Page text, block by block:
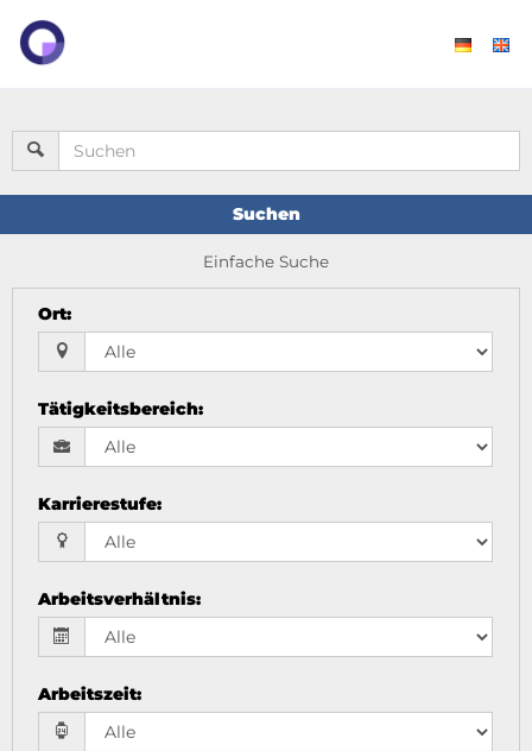
Suchen
Einfache Suche
Ort:
Tätigkeitsbereich:
Karrierestufe:
Arbeitsverhältnis:
Arbeitszeit: